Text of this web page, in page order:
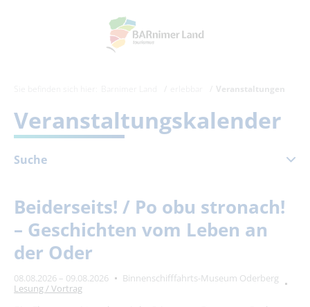
Veranstaltungen
Veranstaltungskalender
Suche
August 2026
Mo Di Mi Do Fr Sa So
1
3
4
10
11 12 13 14 15
16
Beiderseits! / Po obu stronach!
– Geschichten vom Leben an
der Oder
08.08.2026 – 09.08.2026
Binnenschifffahrts-Museum Oderberg
Lesung / Vortrag